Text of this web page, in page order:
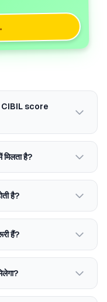
CIBIL score
है?
है?
हैं?